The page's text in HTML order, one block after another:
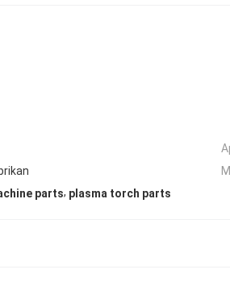
parts, plasma torch parts